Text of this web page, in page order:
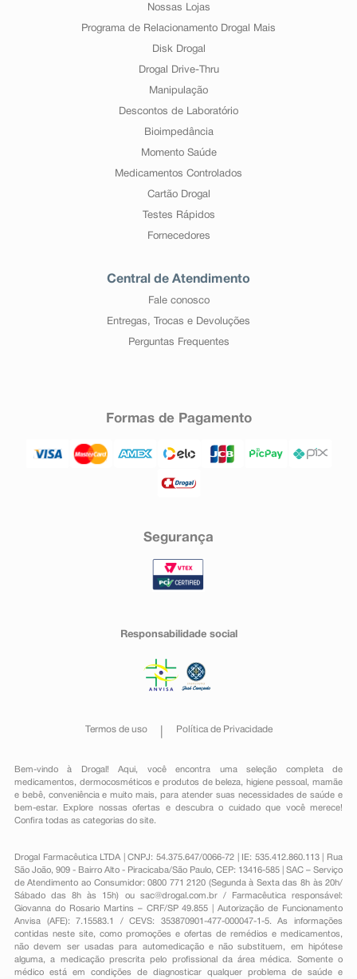
Nossas Lojas
Programa de Relacionamento Drogal Mais
Disk Drogal
Drogal Drive-Thru
Manipulação
Descontos de Laboratório
Bioimpedância
Momento Saúde
Medicamentos Controlados
Cartão Drogal
Testes Rápidos
Fornecedores
Central de Atendimento
Fale conosco
Entregas, Trocas e Devoluções
Perguntas Frequentes
Formas de Pagamento
Segurança
Responsabilidade social
Termos de uso Política de Privacidade
Bem-vindo à Drogal! Aqui, você encontra uma seleção completa de
medicamentos , dermocosméticos e produtos de beleza, higiene pessoal ,mamãe
e bebê, conveniênciae muito mais, para atender suas necessidades de saúde e
bem-estar. Explore nossas ofertas e descubra o cuidado que você merece!
Confira todas as categorias do site.
Drogal Farmacêutica LTDA | CNPJ: 54.375.647/0066-72 | IE: 535.412.860.113 | Rua
São João, 909 - Bairro Alto - Piracicaba/São Paulo, CEP: 13416-585 | SAC – Serviço
de Atendimento ao Consumidor: 0800 771 2120 (Segunda à Sexta das 8h às 20h/
Sábado das 8h às 15h) ou sac@drogal.com.br/ Farmacêutica responsável:
Giovanna do Rosario Martins – CRF/SP 49.855 | Autorização de Funcionamento
Anvisa (AFE): 7.15583.1 / CEVS: 353870901-477-000047-1-5. As informações
contidas neste site, como promoções e ofertas de remédios e medicamentos,
não devem ser usadas para automedicação e não substituem, em hipótese
alguma, a medicação prescrita pelo profissional da área médica. Somente o
médico está em condições de diagnosticar qualquer problema de saúde e